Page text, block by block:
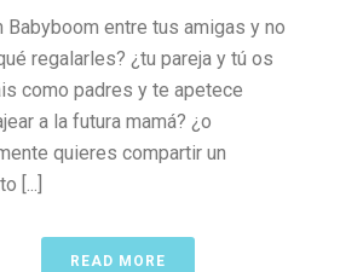
Babyboom entre tus amigas y no
regalarles? ¿tu pareja y tú os
como padres y te apetece
a la futura mamá? ¿o
quieres compartir un
[...]
READ MORE